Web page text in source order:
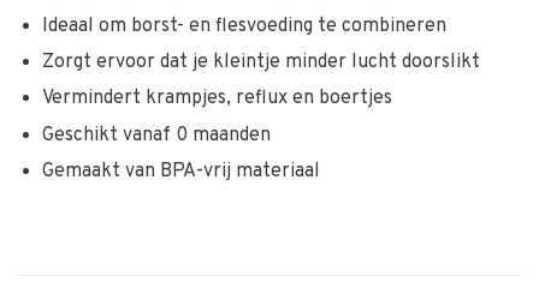
Ideaal om borst- en flesvoeding te combineren
Zorgt ervoor dat je kleintje minder lucht doorslikt
Vermindert krampjes, reflux en boertjes
Geschikt vanaf 0 maanden
Gemaakt van BPA-vrij materiaal